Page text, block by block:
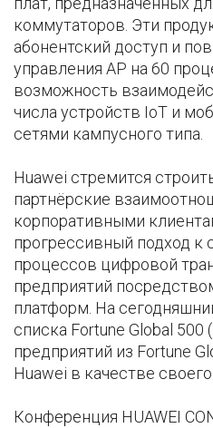
коммутаторов. Эти
абонентский доступ и
управления AP на 60
возможность
числа устройств IoT и
сетями кампусного типа.
Huawei стремится
партнёрские
корпоративными
прогрессивный подход к
процессов цифровой
предприятий
платформ. На
списка Fortune Global 500
предприятий из Fortune
Huawei в качестве
Конференция HUAWEI